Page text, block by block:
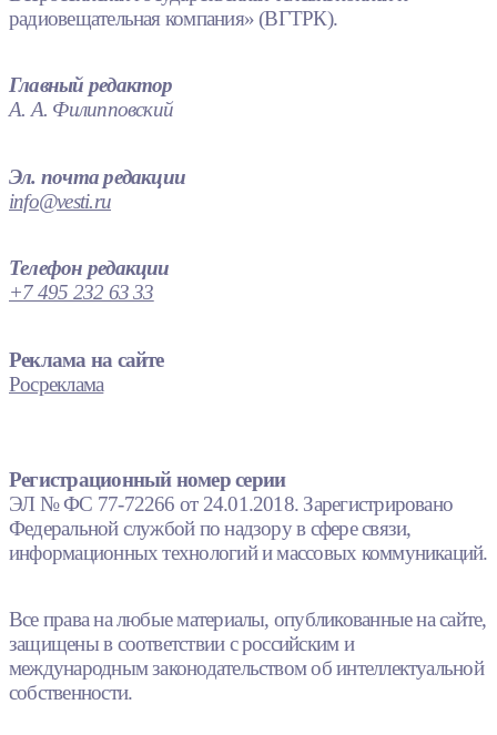
радиовещательная компания» (ВГТРК).
Главный редактор
А. А. Филипповский
Эл. почта редакции
info@vesti.ru
Телефон редакции
+7 495 232 63 33
Реклама на сайте
Росреклама
Регистрационный номер серии
ЭЛ № ФС 77-72266 от 24.01.2018. Зарегистрировано
Федеральной службой по надзору в сфере связи,
информационных технологий и массовых коммуникаций.
Все права на любые материалы, опубликованные на сайте,
защищены в соответствии с российским и
международным законодательством об интеллектуальной
собственности.